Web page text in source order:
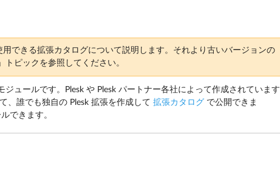
できる拡張カタログについて説明します。それより古いバージョンの
トピックを参照してください。
ジュールです。Plesk や Plesk パートナー各社によって作成されています
、誰でも独自の Plesk 拡張を作成して 拡張カタログ で公開できま
できます。